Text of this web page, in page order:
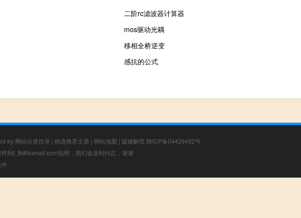
二阶rc滤波器计算器
mos驱动光耦
移相全桥逆变
感抗的公式
by 网站分类目录 | 精选推荐文章 | 网站地图 | 疑难解答 陕ICP备04429492号
到f_fb#foxmail.com说明，我们会及时纠正，谢谢